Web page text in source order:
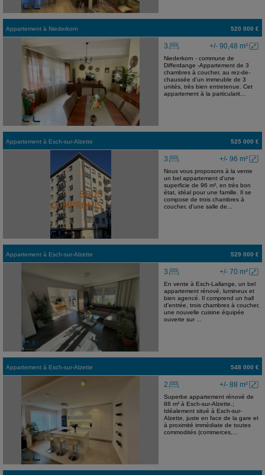
Appartement à Niederkorn 520 000 €
+/- 90,48 m²
3
Niederkorn - commune de
Differdange -Appartement de 3
chambres à coucher, au rez-de-
chaussée d'un immeuble de 3
unités, très bien entretenue. Cet
appartement à la particularit...
Appartement à Esch-sur-Alzette 525 000 €
+/- 96 m²
3
Nous vous proposons à la vente
un bel appartement d'une
superficie de 96 m², en très bon
état, idéal pour une famille. Il se
compose de trois chambres à
coucher, d'une salle de...
Appartement à Esch-sur-Alzette 529 000 €
+/- 70 m²
3
En vente à Esch-Lallange, un bel
appartement rénové, lumineux et
bien agencé. Il comprend un hall
d'entrée, trois chambres à coucher,
une nouvelle cuisine équipée
ouverte sur ...
Appartement à Esch-sur-Alzette 548 000 €
+/- 88 m²
2
Superbe appartement rénové de
88 m² à Esch-sur-Alzette.;
Idéalement situé à Esch-sur-
Alzette, juste en face de la gare et
à proximité immédiate de toutes
commodités (commerces,...